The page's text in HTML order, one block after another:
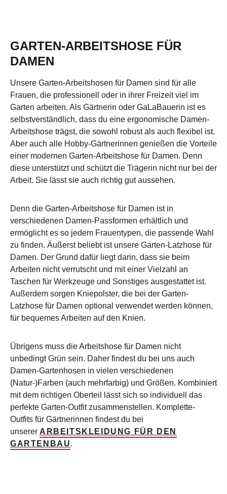
GARTEN-ARBEITSHOSE FÜR
DAMEN
Unsere Garten-Arbeitshosen für Damen sind für alle
Frauen, die professionell oder in ihrer Freizeit viel im
Garten arbeiten. Als Gärtnerin oder GaLaBauerin ist es
selbstverständlich, dass du eine ergonomische Damen-
Arbeitshose trägst, die sowohl robust als auch flexibel ist.
Aber auch alle Hobby-Gärtnerinnen genießen die Vorteile
einer modernen Garten-Arbeitshose für Damen. Denn
diese unterstützt und schützt die Trägerin nicht nur bei der
Arbeit. Sie lässt sie auch richtig gut aussehen.
Denn die Garten-Arbeitshose für Damen ist in
verschiedenen Damen-Passformen erhältlich und
ermöglicht es so jedem Frauentypen, die passende Wahl
zu finden. Äußerst beliebt ist unsere Garten-Latzhose für
Damen. Der Grund dafür liegt darin, dass sie beim
Arbeiten nicht verrutscht und mit einer Vielzahl an
Taschen für Werkzeuge und Sonstiges ausgestattet ist.
Außerdem sorgen Kniepolster, die bei der Garten-
Latzhose für Damen optional verwendet werden können,
für bequemes Arbeiten auf den Knien.
Übrigens muss die Arbeitshose für Damen nicht
unbedingt Grün sein. Daher findest du bei uns auch
Damen-Gartenhosen in vielen verschiedenen
(Natur-)Farben (auch mehrfarbig) und Größen. Kombiniert
mit dem richtigen Oberteil lässt sich so individuell das
perfekte Garten-Outfit zusammenstellen. Komplette-
Outfits für Gärtnerinnen findest du bei
unserer ARBEITSKLEIDUNG FÜR DEN
GARTENBAU.